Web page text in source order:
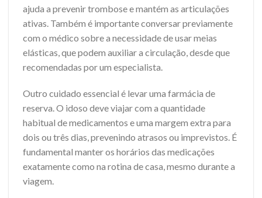
ajuda a prevenir trombose e mantém as articulações
ativas. Também é importante conversar previamente
com o médico sobre a necessidade de usar meias
elásticas, que podem auxiliar a circulação, desde que
recomendadas por um especialista.
Outro cuidado essencial é levar uma farmácia de
reserva. O idoso deve viajar com a quantidade
habitual de medicamentos e uma margem extra para
dois ou três dias, prevenindo atrasos ou imprevistos. É
fundamental manter os horários das medicações
exatamente como na rotina de casa, mesmo durante a
viagem.